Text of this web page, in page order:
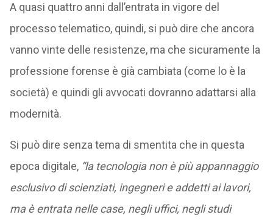
A quasi quattro anni dall’entrata in vigore del
processo telematico, quindi, si può dire che ancora
vanno vinte delle resistenze, ma che sicuramente la
professione forense è già cambiata (come lo è la
società) e quindi gli avvocati dovranno adattarsi alla
modernità.
Si può dire senza tema di smentita che in questa
epoca digitale, “la tecnologia non è più appannaggio
esclusivo di scienziati, ingegneri e addetti ai lavori,
ma è entrata nelle case, negli uffici, negli studi